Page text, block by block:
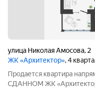
улица Николая Амосова, 2
ЖК «Архитектор», 4
Продается квартира
СДАННОМ ЖК